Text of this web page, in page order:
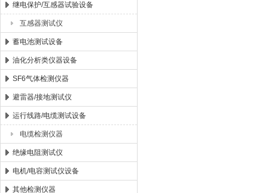
继电保护/互感器试验设备
互感器测试仪
蓄电池测试设备
油化分析类仪器设备
SF6气体检测仪器
避雷器/接地测试仪
运行线路/电缆测试设备
电缆检测仪器
绝缘电阻测试仪
电机/电容测试仪设备
其他检测仪器